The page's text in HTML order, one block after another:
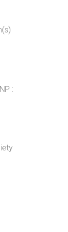
: